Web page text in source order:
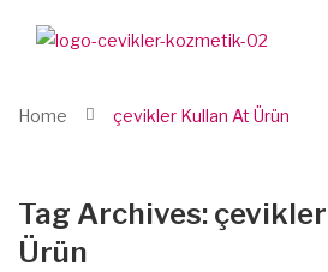
Home çevikler Kullan At Ürün
Tag Archives:
Ürün